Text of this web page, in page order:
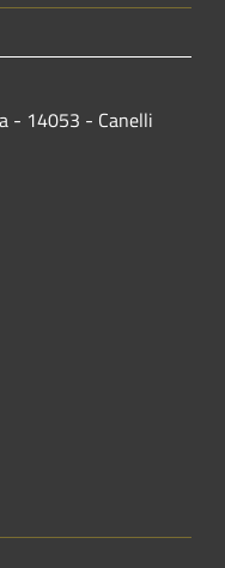
- 14053 - Canelli